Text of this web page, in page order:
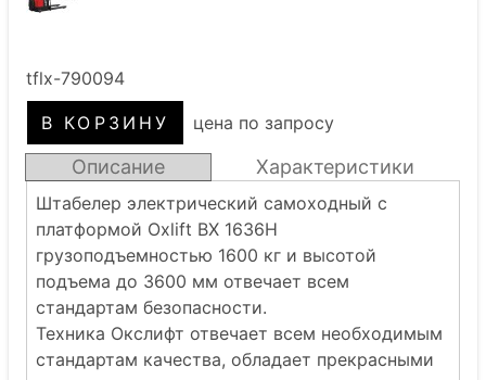
tflx-790094
цена по запросу
Описание
Штабелер электрический самоходный с
платформой Oxlift BX 1636H
грузоподъемностью 1600 кг и высотой
подъема до 3600 мм отвечает всем
стандартам безопасности.
Техника Окслифт отвечает всем необходимым
стандартам качества, обладает прекрасными
Характеристики